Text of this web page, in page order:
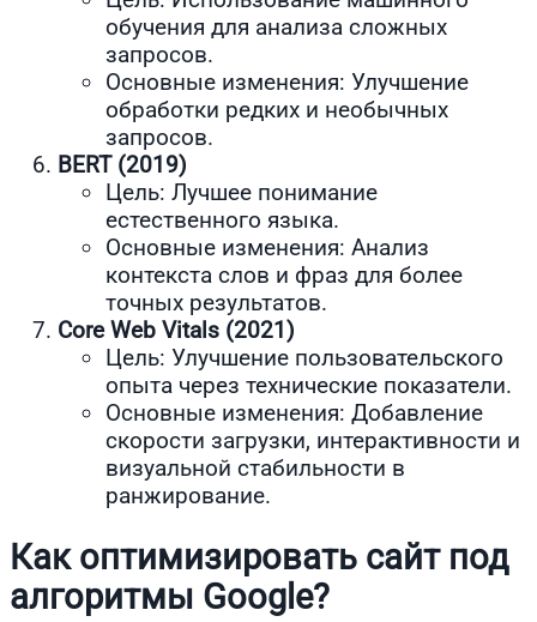
обучения для анализа сложных
запросов.
Основные изменения: Улучшение
обработки редких и необычных
запросов.
BERT (2019)
Цель: Лучшее понимание
естественного языка.
Основные изменения: Анализ
контекста слов и фраз для более
точных результатов.
Core Web Vitals (2021)
Цель: Улучшение пользовательского
опыта через технические показатели.
Основные изменения: Добавление
скорости загрузки, интерактивности и
визуальной стабильности в
ранжирование.
Как оптимизировать сайт под
алгоритмы Google?